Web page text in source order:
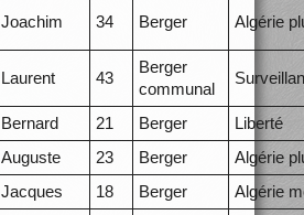
Joachim 34 Berger Algérie
Laurent 43
Berger
communal
Bernard 21 Berger
Liberté
Auguste 23 Berger
Algérie
Jacques 18 Berger Algérie